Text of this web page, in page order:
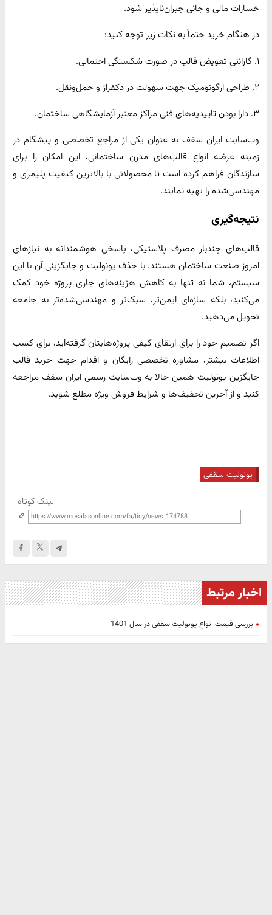
خسارات مالی و جانی جبران‌ناپذیر شود.
در هنگام خرید حتماً به نکات زیر توجه کنید:
۱. گارانتی تعویض قالب در صورت شکستگی احتمالی.
۲. طراحی ارگونومیک جهت سهولت در دکفراژ و حمل‌ونقل.
۳. دارا بودن تاییدیه‌های فنی مراکز معتبر آزمایشگاهی ساختمان.
وب‌سایت ایران سقف به عنوان یکی از مراجع تخصصی و پیشگام در
زمینه عرضه انواع قالب‌های مدرن ساختمانی، این امکان را برای
سازندگان فراهم کرده است تا محصولاتی با بالاترین کیفیت پلیمری و
مهندسی‌شده را تهیه نمایند.
نتیجه‌گیری
قالب‌های چندبار مصرف پلاستیکی، پاسخی هوشمندانه به نیازهای
امروز صنعت ساختمان هستند. با حذف یونولیت و جایگزینی آن با این
سیستم، شما نه تنها به کاهش هزینه‌های جاری پروژه خود کمک
می‌کنید، بلکه سازه‌ای ایمن‌تر، سبک‌تر و مهندسی‌شده‌تر به جامعه
تحویل می‌دهید.
اگر تصمیم خود را برای ارتقای کیفی پروژه‌هایتان گرفته‌اید، برای کسب
اطلاعات بیشتر، مشاوره تخصصی رایگان و اقدام جهت خرید قالب
جایگزین یونولیت همین حالا به وب‌سایت رسمی ایران سقف مراجعه
کنید و از آخرین تخفیف‌ها و شرایط فروش ویژه مطلع شوید.
یونولیت سقفی
لینک کوتاه
اخبار مرتبط
بررسی قیمت انواع یونولیت سقفی در سال 1401